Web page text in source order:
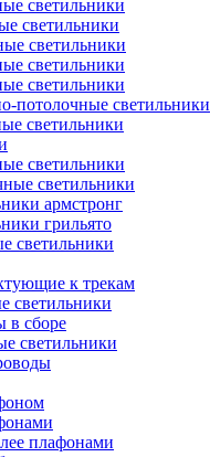
светильники
светильники
светильники
светильники
светильники
потолочные светильники
светильники
светильники
светильники
армстронг
грильято
светильники
к трекам
светильники
в сборе
светильники
плафонами